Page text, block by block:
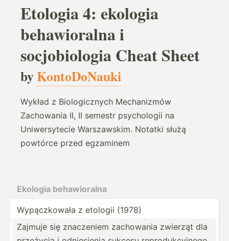
Etologia 4: ekologia
behawioralna i
socjobiologia Cheat Sheet
byKontoDoNauki
Wykład z Biologicznych Mechanizmów
Zachowania II, II semestr psychologii na
Uniwersytecie Warszawskim. Notatki służą
powtórce przed egzaminem
Ekologia behawi­oralna
Wypącz­kowała z etologii (1978)
Zajmuje się znaczeniem zachowania zwierząt dla